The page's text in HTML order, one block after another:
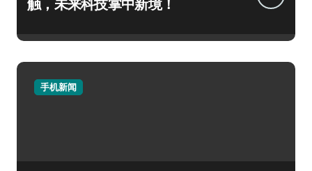
触，未来科技掌中新境！
手机新闻